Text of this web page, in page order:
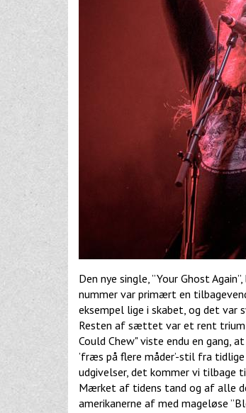
Den nye single, ”Your Ghost
nummer var primært en
eksempel lige i skabet, og det
Resten af sættet var et rent
Could Chew" viste endu en gang,
’fræs på flere måder’-stil fra
udgivelser, det kommer vi tilbage
Mærket af tidens tand og af alle
amerikanerne af med mageløse